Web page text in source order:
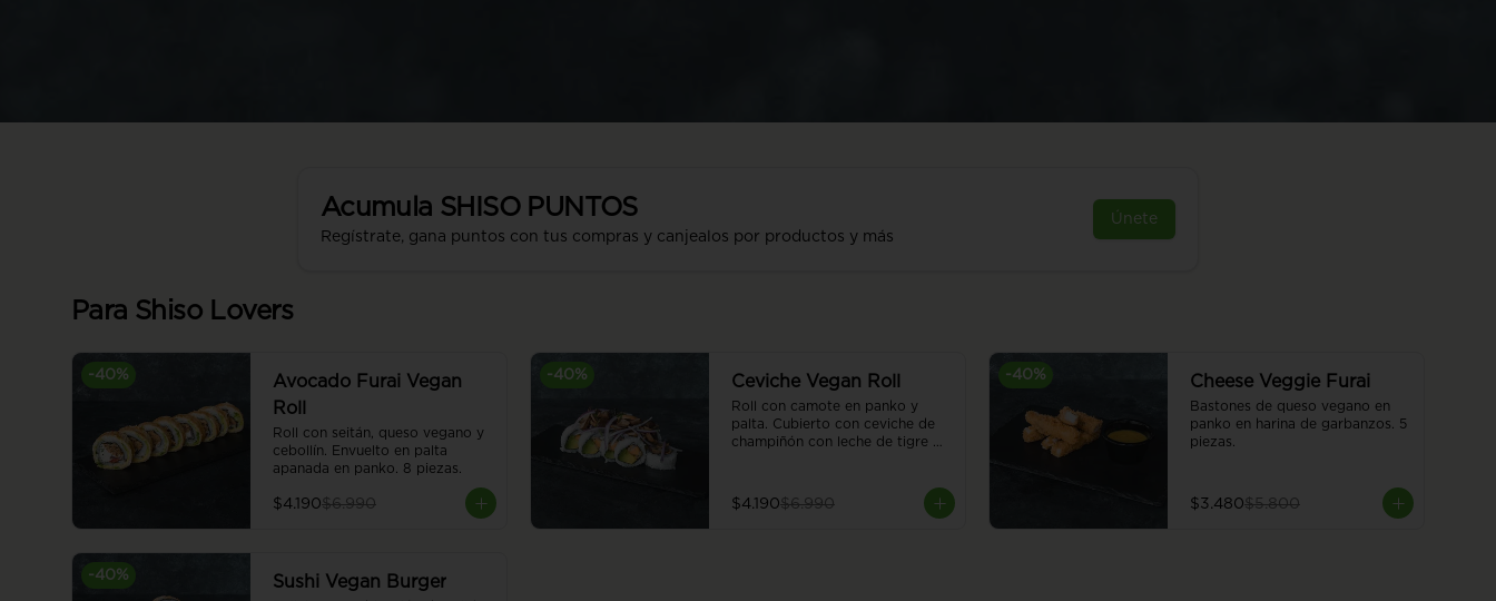
Acumula SHISO PUNTOS
Regístrate, gana puntos con tus compras y canjealos por productos y más
Únete
Para Shiso Lovers
-40%
Avocado Furai Vegan
Roll
Roll con seitán, queso vegano y
cebollín. Envuelto en palta
apanada en panko. 8 piezas.
$4.190$6.990
-40% Ceviche Vegan Roll
Roll con camote en panko y
palta. Cubierto con ceviche de
champiñón con leche de tigre
$4.190$6.990
-40% Cheese Veggie Furai
Bastones de queso vegano en
panko en harina de garbanzos. 5
piezas.
$3.480$5.800
-40% Sushi Vegan Burger